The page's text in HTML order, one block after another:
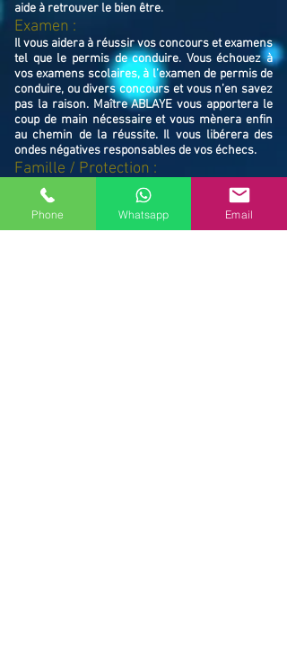
aide à retrouver le bien être.
Examen :
Il vous aidera à réussir vos concours et examens
tel que le permis de conduire. Vous échouez à
vos examens scolaires, à l’examen de permis de
conduire, ou divers concours et vous n’en savez
pas la raison. Maître ABLAYE vous apportera le
coup de main nécessaire et vous mènera enfin
au chemin de la réussite. Il vous libérera des
ondes négatives responsables de vos échecs.
Famille / Protection :
Il vous protégera vous et votre famille, et
resserrera vos liens en cas de rupture familiale.
Ne restez pas avec vos souffrances, consultez le
Maître ABLAYE marabout médium à Saint-Dié-
Phone Whatsapp Email